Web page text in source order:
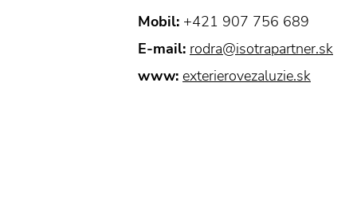
Mobil: +421 907 756 689
E-mail: rodra@isotrapartner.sk
www: exterierovezaluzie.sk